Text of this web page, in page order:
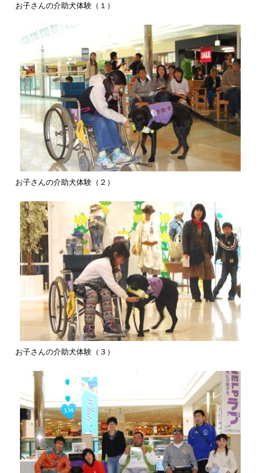
お子さんの介助犬体験（１）
お子さんの介助犬体験（２）
お子さんの介助犬体験（３）